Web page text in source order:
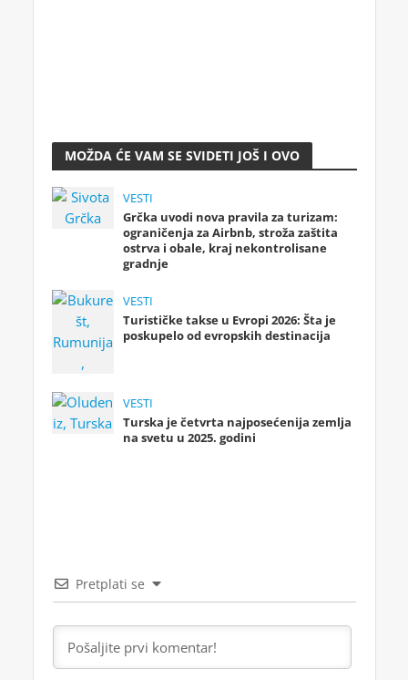
MOŽDA ĆE VAM SE SVIDETI JOŠ I OVO
VESTI
Grčka uvodi nova pravila za turizam:
ograničenja za Airbnb, stroža zaštita
ostrva i obale, kraj nekontrolisane
gradnje
VESTI
Turističke takse u Evropi 2026: Šta je
poskupelo od evropskih destinacija
VESTI
Turska je četvrta najposećenija zemlja
na svetu u 2025. godini
Pretplati se